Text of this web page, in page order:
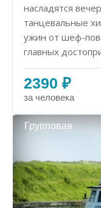
насладятся
танцевальные
ужин от шеф-
главных
2390 ₽
за человека
Групповая